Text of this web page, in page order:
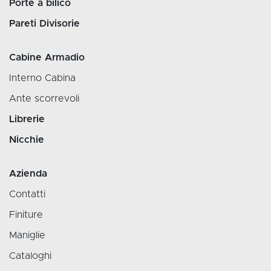
Porte a bilico
Pareti Divisorie
Cabine Armadio
Interno Cabina
Ante scorrevoli
Librerie
Nicchie
Azienda
Contatti
Finiture
Maniglie
Cataloghi